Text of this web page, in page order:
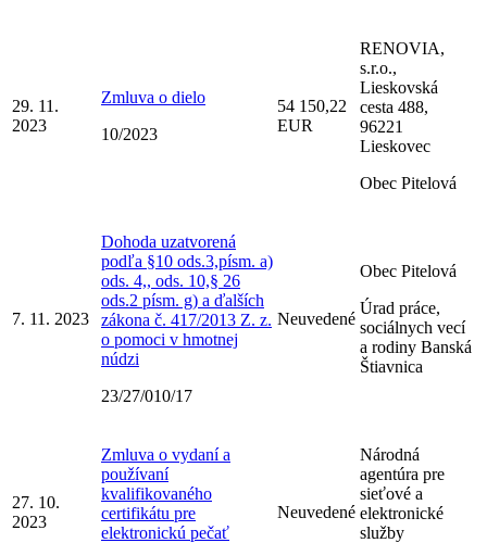
29. 11.
2023
Zmluva o dielo
10/2023
54 150,22
EUR
RENOVIA,
s.r.o.,
Lieskovská
cesta 488,
96221
Lieskovec
Obec Pitelová
7. 11. 2023
Dohoda uzatvorená
podľa §10 ods.3,písm. a)
ods. 4,, ods. 10,§ 26
ods.2 písm. g) a ďalších
zákona č. 417/2013 Z. z.
o pomoci v hmotnej
núdzi
23/27/010/17
Neuvedené
Obec Pitelová
Úrad práce,
sociálnych vecí
a rodiny Banská
Štiavnica
27. 10.
2023
Zmluva o vydaní a
používaní
kvalifikovaného
certifikátu pre
elektronickú pečať
Neuvedené
Národná
agentúra pre
sieťové a
elektronické
služby